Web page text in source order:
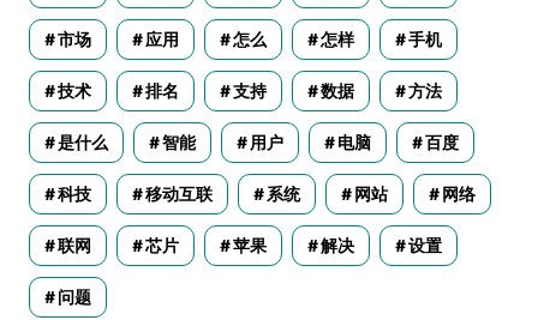
市场 应用 怎么 怎样 手机
技术 排名 支持 数据 方法
是什么 智能 用户 电脑 百度
科技 移动互联 系统 网站 网络
联网 芯片 苹果 解决 设置
问题